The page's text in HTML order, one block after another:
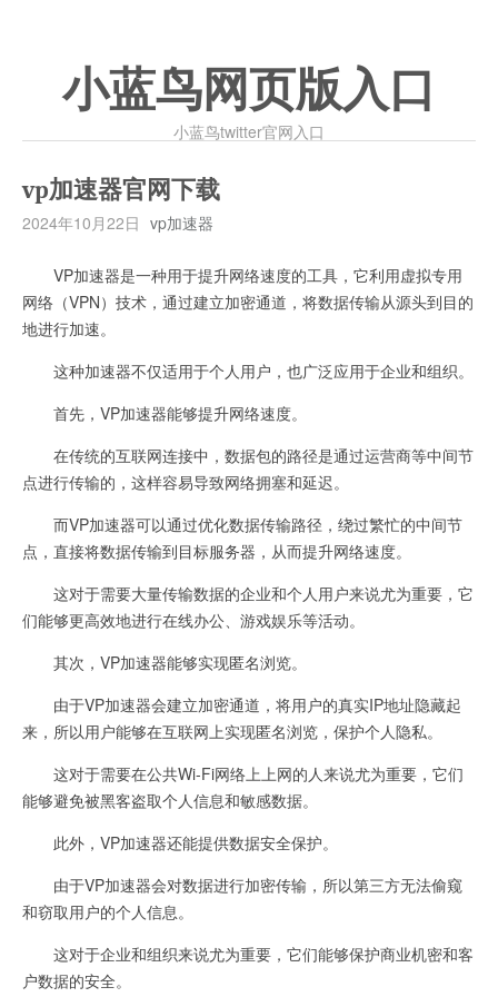
小蓝鸟网页版入口
小蓝鸟twitter官网入口
vp加速器官网下载
2024年10月22日 vp加速器
VP加速器是一种用于提升网络速度的工具，它利用虚拟专用
网络（VPN）技术，通过建立加密通道，将数据传输从源头到目的
地进行加速。
这种加速器不仅适用于个人用户，也广泛应用于企业和组织。
首先，VP加速器能够提升网络速度。
在传统的互联网连接中，数据包的路径是通过运营商等中间节
点进行传输的，这样容易导致网络拥塞和延迟。
而VP加速器可以通过优化数据传输路径，绕过繁忙的中间节
点，直接将数据传输到目标服务器，从而提升网络速度。
这对于需要大量传输数据的企业和个人用户来说尤为重要，它
们能够更高效地进行在线办公、游戏娱乐等活动。
其次，VP加速器能够实现匿名浏览。
由于VP加速器会建立加密通道，将用户的真实IP地址隐藏起
来，所以用户能够在互联网上实现匿名浏览，保护个人隐私。
这对于需要在公共Wi-Fi网络上上网的人来说尤为重要，它们
能够避免被黑客盗取个人信息和敏感数据。
此外，VP加速器还能提供数据安全保护。
由于VP加速器会对数据进行加密传输，所以第三方无法偷窥
和窃取用户的个人信息。
这对于企业和组织来说尤为重要，它们能够保护商业机密和客
户数据的安全。